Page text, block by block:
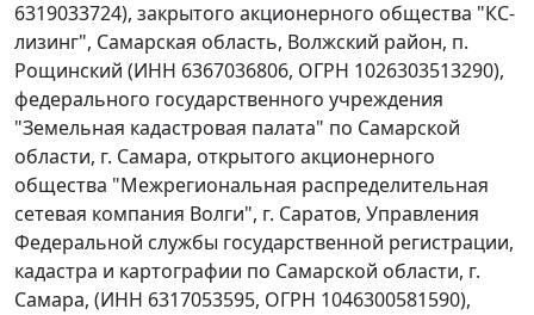
6319033724), закрытого акционерного общества "КС-
лизинг", Самарская область, Волжский район, п.
Рощинский (ИНН 6367036806, ОГРН 1026303513290),
федерального государственного учреждения
"Земельная кадастровая палата" по Самарской
области, г. Самара, открытого акционерного
общества "Межрегиональная распределительная
сетевая компания Волги", г. Саратов, Управления
Федеральной службы государственной регистрации,
кадастра и картографии по Самарской области, г.
Самара, (ИНН 6317053595, ОГРН 1046300581590),